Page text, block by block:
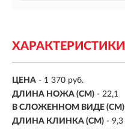
ХАРАКТЕРИСТИКИ
ЦЕНА - 1 370 руб.
ДЛИНА НОЖА (СМ) - 22,1
В СЛОЖЕННОМ ВИДЕ (СМ)
ДЛИНА КЛИНКА (СМ) - 9,3